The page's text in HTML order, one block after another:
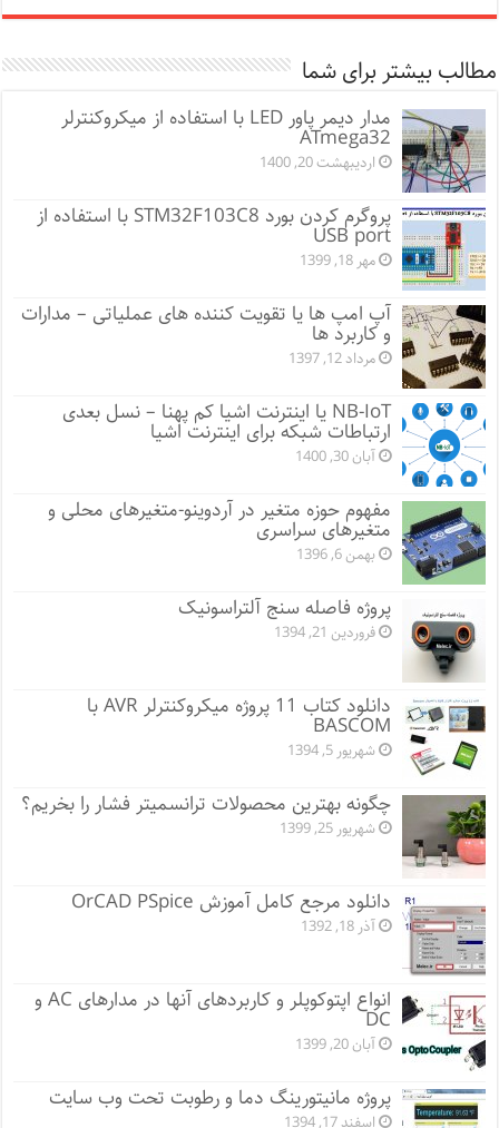
مطالب بیشتر برای شما
مدار دیمر پاور LED با استفاده از میکروکنترلر
ATmega32
اردیبهشت 20, 1400
پروگرم کردن بورد STM32F103C8 با استفاده از
USB port
مهر 18, 1399
آپ امپ ها یا تقویت کننده های عملیاتی – مدارات
و کاربرد ها
مرداد 12, 1397
NB-IoT یا اینترنت اشیا کم پهنا – نسل بعدی
ارتباطات شبکه برای اینترنت اشیا
آبان 30, 1400
مفهوم حوزه متغیر در آردوینو-متغیرهای محلی و
متغیرهای سراسری
بهمن 6, 1396
پروژه فاصله سنج آلتراسونیک
فروردین 21, 1394
دانلود کتاب 11 پروژه میکروکنترلر AVR با
BASCOM
شهریور 5, 1394
چگونه بهترین محصولات ترانسمیتر فشار را بخریم؟
شهریور 25, 1399
دانلود مرجع کامل آموزش OrCAD PSpice
آذر 18, 1392
انواع اپتوکوپلر و کاربردهای آنها در مدارهای AC و
DC
آبان 20, 1399
پروژه مانيتورينگ دما و رطوبت تحت وب سایت